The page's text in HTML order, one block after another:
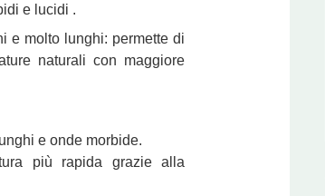
e lucidi .
e molto lunghi: permette di
naturali con maggiore
e onde morbide.
più rapida grazie alla